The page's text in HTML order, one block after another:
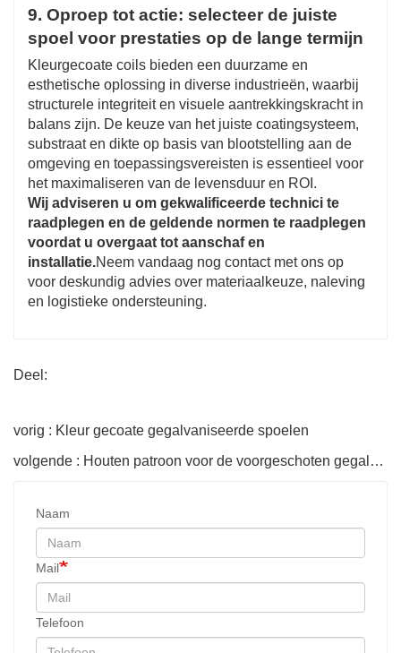
9. Oproep tot actie: selecteer de juiste
spoel voor prestaties op de lange termijn
Kleurgecoate coils bieden een duurzame en
esthetische oplossing in diverse industrieën, waarbij
structurele integriteit en visuele aantrekkingskracht in
balans zijn. De keuze van het juiste coatingsysteem,
substraat en dikte op basis van blootstelling aan de
omgeving en toepassingsvereisten is essentieel voor
het maximaliseren van de levensduur en ROI.
Wij adviseren u om gekwalificeerde technici te
raadplegen en de geldende normen te raadplegen
voordat u overgaat tot aanschaf en
installatie.Neem vandaag nog contact met ons op
voor deskundig advies over materiaalkeuze, naleving
en logistieke ondersteuning.
Deel:
vorig : Kleur gecoate gegalvaniseerde spoelen
volgende : Houten patroon voor de voorgeschoten gegalvaniseerde spoel
Naam
Mail
Telefoon